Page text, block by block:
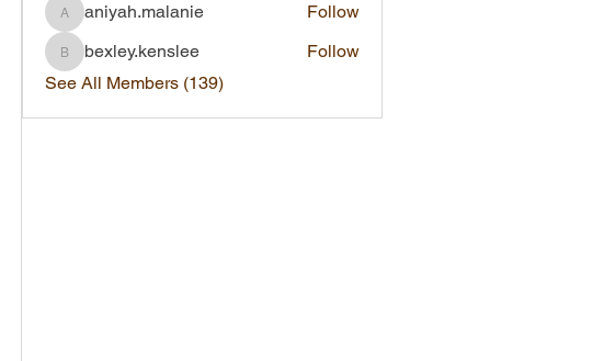
aniyah.malanie
aniyah.malanie Follow
bexley.kenslee
bexley.kenslee
Follow
See All Members (139)